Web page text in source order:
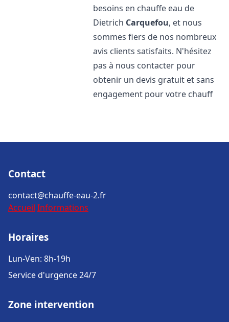
besoins en chauffe eau de
Dietrich Carquefou, et nous
sommes fiers de nos nombreux
avis clients satisfaits. N'hésitez
pas à nous contacter pour
obtenir un devis gratuit et sans
engagement pour votre chauff
Contact
contact@chauffe-eau-2.fr
Accueil Informations
Horaires
Lun-Ven: 8h-19h
Service d'urgence 24/7
Zone intervention